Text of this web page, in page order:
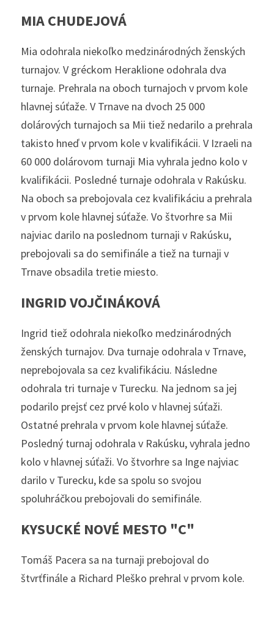
MIA CHUDEJOVÁ
Mia odohrala niekoľko medzinárodných ženských
turnajov. V gréckom Heraklione odohrala dva
turnaje. Prehrala na oboch turnajoch v prvom kole
hlavnej súťaže. V Trnave na dvoch 25 000
dolárových turnajoch sa Mii tiež nedarilo a prehrala
takisto hneď v prvom kole v kvalifikácii. V Izraeli na
60 000 dolárovom turnaji Mia vyhrala jedno kolo v
kvalifikácii. Posledné turnaje odohrala v Rakúsku.
Na oboch sa prebojovala cez kvalifikáciu a prehrala
v prvom kole hlavnej súťaže. Vo štvorhre sa Mii
najviac darilo na poslednom turnaji v Rakúsku,
prebojovali sa do semifinále a tiež na turnaji v
Trnave obsadila tretie miesto.
INGRID VOJČINÁKOVÁ
Ingrid tiež odohrala niekoľko medzinárodných
ženských turnajov. Dva turnaje odohrala v Trnave,
neprebojovala sa cez kvalifikáciu. Následne
odohrala tri turnaje v Turecku. Na jednom sa jej
podarilo prejsť cez prvé kolo v hlavnej súťaži.
Ostatné prehrala v prvom kole hlavnej súťaže.
Posledný turnaj odohrala v Rakúsku, vyhrala jedno
kolo v hlavnej súťaži. Vo štvorhre sa Inge najviac
darilo v Turecku, kde sa spolu so svojou
spoluhráčkou prebojovali do semifinále.
KYSUCKÉ NOVÉ MESTO "C"
Tomáš Pacera sa na turnaji prebojoval do
štvrťfinále a Richard Pleško prehral v prvom kole.